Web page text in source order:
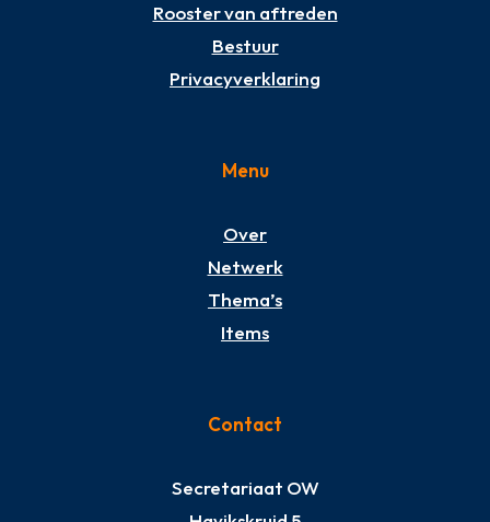
Rooster van aftreden
Bestuur
Privacyverklaring
Menu
Over
Netwerk
Thema’s
Items
Contact
Secretariaat OW